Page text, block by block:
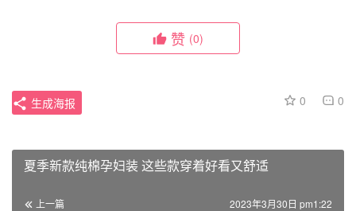
赞 (0)
0 0
生成海报
夏季新款纯棉孕妇装 这些款穿着好看又舒适
上一篇 2023年3月30日 pm1:22